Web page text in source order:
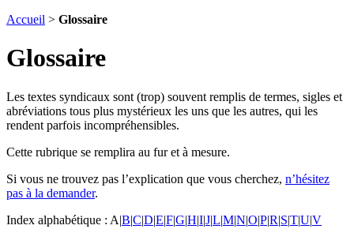
Accueil > Glossaire
Glossaire
Les textes syndicaux sont (trop) souvent remplis de termes, sigles et
abréviations tous plus mystérieux les uns que les autres, qui les
rendent parfois incompréhensibles.
Cette rubrique se remplira au fur et à mesure.
Si vous ne trouvez pas l’explication que vous cherchez, n’hésitez
pas à la demander.
Index alphabétique : A|B|C|D|E|F|G|H|I|J|L|M|N|O|P|R|S|T|U|V